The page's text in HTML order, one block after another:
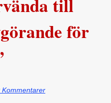
till
för
Kommentarer